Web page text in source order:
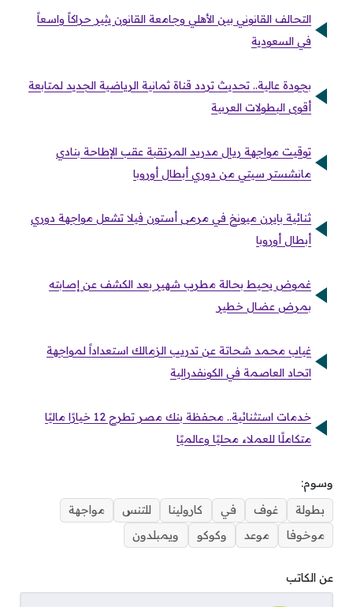
التحالف القانوني بين الأهلي وجامعة القانون يثير حراكاً واسعاً
في السعودية
بجودة عالية.. تحديث تردد قناة ثمانية الرياضية الجديد لمتابعة
أقوى البطولات العربية
توقيت مواجهة ريال مدريد المرتقبة عقب الإطاحة بنادي
مانشستر سيتي من دوري أبطال أوروبا
ثنائية بايرن ميونخ في مرمى أستون فيلا تشعل مواجهة دوري
أبطال أوروبا
غموض يحيط بحالة مطرب شهير بعد الكشف عن إصابته
بمرض عضال خطير
غياب محمد شحاتة عن تدريب الزمالك استعداداً لمواجهة
اتحاد العاصمة في الكونفدرالية
خدمات استثنائية.. محفظة بنك مصر تطرح 12 خيارًا ماليًا
متكاملًا للعملاء محليًا وعالميًا
وسوم:
بطولة
غوف في كارولينا للتنس
مواجهة
موخوفا
موعد وكوكو ويمبلدون
عن الكاتب